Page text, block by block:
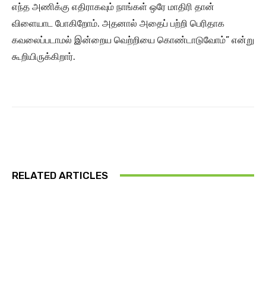
எந்த அணிக்கு எதிராகவும் நாங்கள் ஒரே மாதிரி தான்
விளையாட போகிறோம். அதனால் அதைப் பற்றி பெரிதாக
கவலைப்படாமல் இன்றைய வெற்றியை கொண்டாடுவோம்” என்று
கூறியிருக்கிறார்.
RELATED ARTICLES